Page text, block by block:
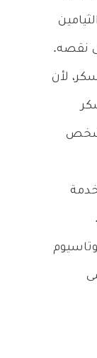
نقصه.
لأن